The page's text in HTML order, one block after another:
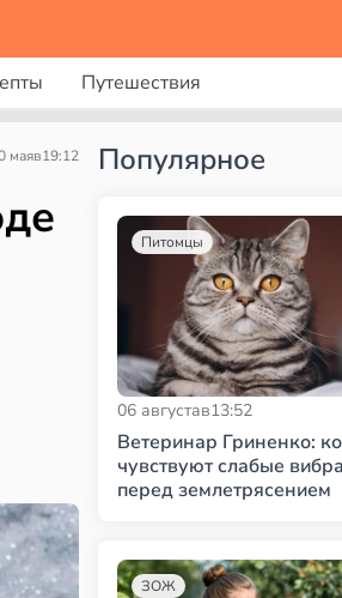
Путешествия
маяв19:12 Популярное
Питомцы
06 августав13:52
Ветеринар Гриненко:
чувствуют слабые
перед землетрясением
ЗОЖ